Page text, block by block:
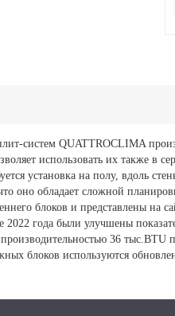
систем QUATTROCLIMA
использовать их также в
установка на полу, вдоль
оно обладает сложной
блоков и представлены на
года были улучшены
36
блоков используются